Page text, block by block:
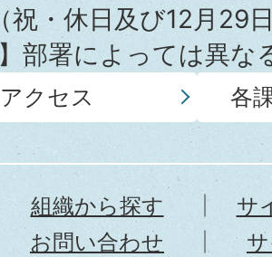
祝・休日及び12月29
】部署によっては異
アクセス 各
組織から探す
サ
お問い合わせ